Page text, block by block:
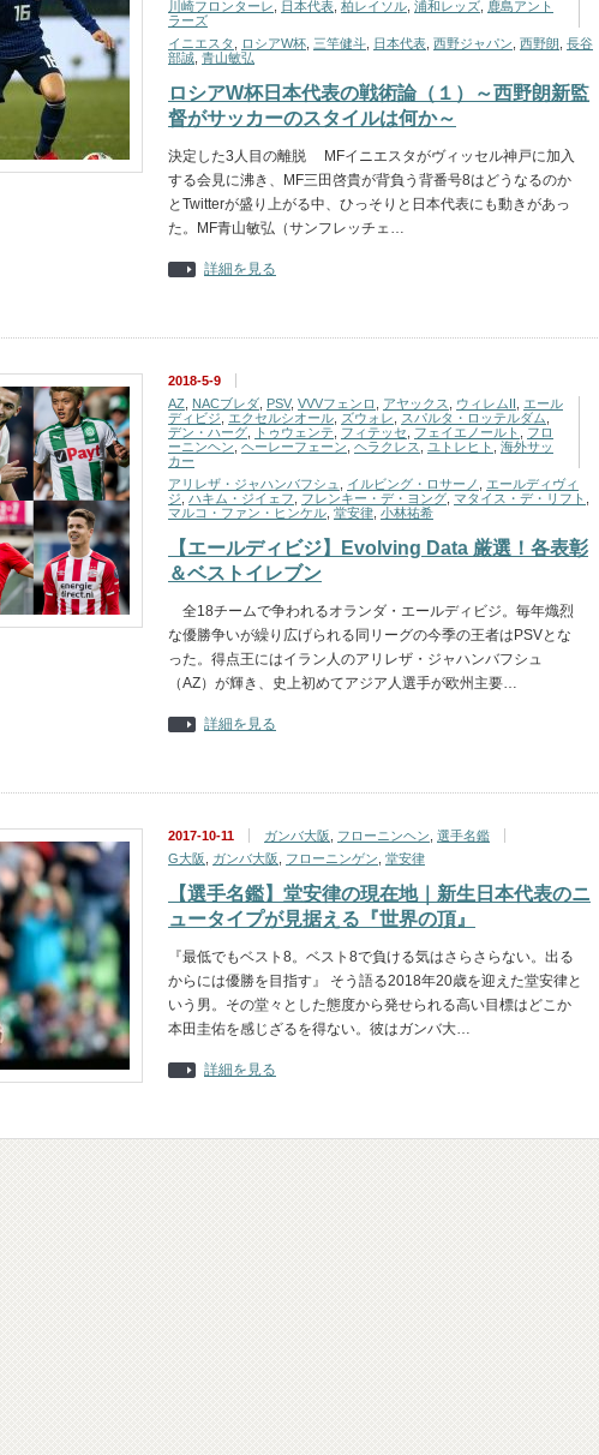
川崎フロンターレ
日本代表 柏レイソル 浦和レッズ 鹿島アント
ラーズ
イニエスタ
ロシアW杯 三竿健斗 日本代表 西野ジャパン 西野朗 長谷
部誠 青山敏弘
ロシアW杯日本代表の戦術論（１）～西野朗新監
督がサッカーのスタイルは何か～
決定した3人目の離脱 MFイニエスタがヴィッセル神戸に加入
する会見に沸き、MF三田啓貴が背負う背番号8はどうなるのか
とTwitterが盛り上がる中、ひっそりと日本代表にも動きがあっ
た。MF青山敏弘（サンフレッチェ…
詳細を見る
2018-5-9
AZ
NACブレダ PSV, VVVフェンロ アヤックス ウィレムII
エール
ディビジ
エクセルシオール ズウォレ スパルタ・ロッテルダム
デン・ハーグ
トゥウェンテ フィテッセ フェイエノールト
フロ
ーニンヘン ヘーレーフェーン ヘラクレス ユトレヒト
海外サッ
カー
アリレザ・ジャハンバフシュ
イルビング・ロサーノ
エールディヴィ
ジ ハキム・ジイェフ フレンキー・デ・ヨング マタイス・デ・リフト
マルコ・ファン・ヒンケル 堂安律 小林祐希
【エールディビジ】Evolving Data 厳選！各表彰
＆ベストイレブン
全18チームで争われるオランダ・エールディビジ。毎年熾烈
な優勝争いが繰り広げられる同リーグの今季の王者はPSVとな
った。得点王にはイラン人のアリレザ・ジャハンバフシュ
（AZ）が輝き、史上初めてアジア人選手が欧州主要…
詳細を見る
2017-10-11 ガンバ大阪 フローニンヘン 選手名鑑
G大阪
ガンバ大阪 フローニンゲン 堂安律
【選手名鑑】堂安律の現在地｜新生日本代表のニ
ュータイプが見据える『世界の頂』
『最低でもベスト8。ベスト8で負ける気はさらさらない。出る
からには優勝を目指す』 そう語る2018年20歳を迎えた堂安律と
いう男。その堂々とした態度から発せられる高い目標はどこか
本田圭佑を感じざるを得ない。彼はガンバ大…
詳細を見る